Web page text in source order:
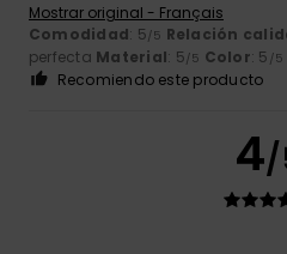
Mostrar original - Français
Comodidad: 5/5 Relación
perfecta Material: 5/5 Color: 5 /5
Recomiendo este producto
4/